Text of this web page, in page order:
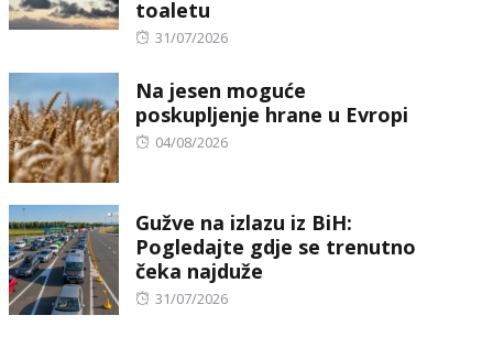
toaletu
Posted
31/07/2026
Na jesen moguće
poskupljenje hrane u Evropi
Posted
04/08/2026
Gužve na izlazu iz BiH:
Pogledajte gdje se trenutno
čeka najduže
Posted
31/07/2026